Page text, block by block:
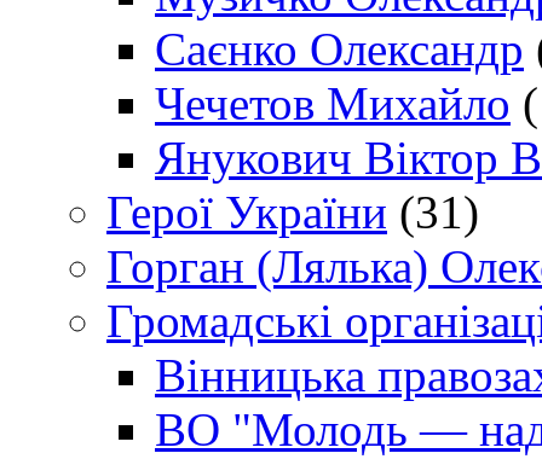
Саєнко Олександр
Чечетов Михайло
Янукович Віктор
Герої України (31)
Горган (Лялька)
Громадські
Вінницька
ВО "Молодь —